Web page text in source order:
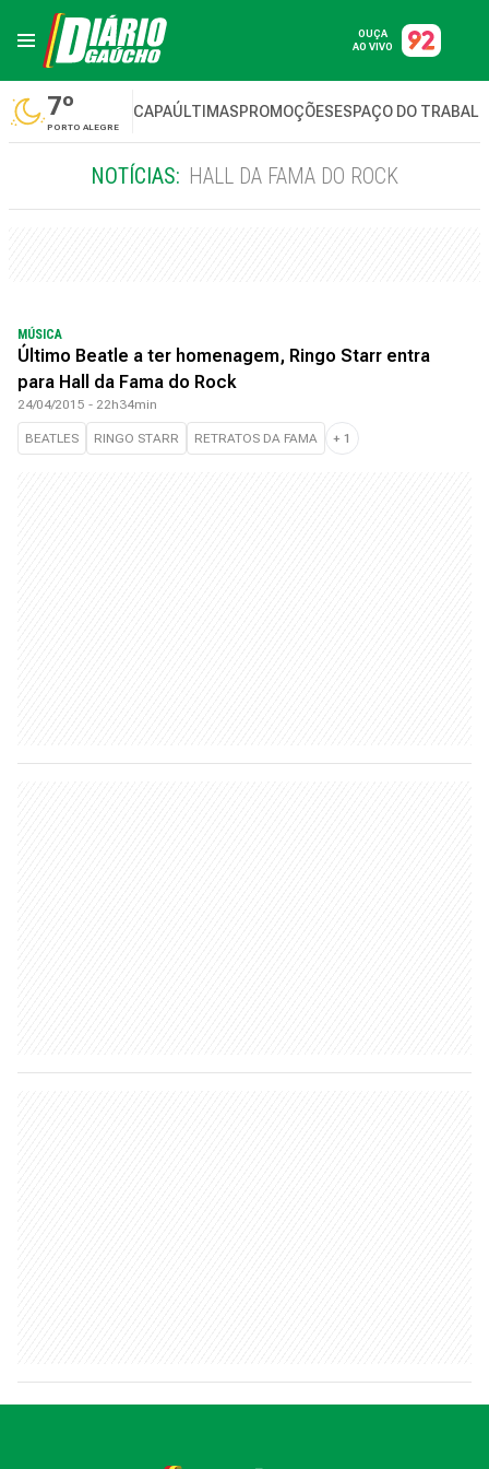
OUÇA
AO VIVO
7º
PORTO ALEGRE
CAPAÚLTIMASPROMOÇÕESESPAÇO DO
NOTÍCIAS: HALL DA FAMA DO ROCK
MÚSICA
Último Beatle a ter homenagem, Ringo Starr entra
para Hall da Fama do Rock
24/04/2015 - 22h34min
BEATLES RINGO STARR RETRATOS DA FAMA + 1